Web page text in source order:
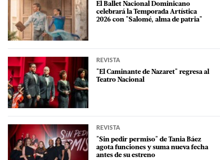
El Ballet Nacional Dominicano
celebrará la Temporada Artística
2026 con "Salomé, alma de patria"
REVISTA
"El Caminante de Nazaret" regresa al
Teatro Nacional
REVISTA
"Sin pedir permiso" de Tania Báez
agota funciones y suma nueva fecha
antes de su estreno